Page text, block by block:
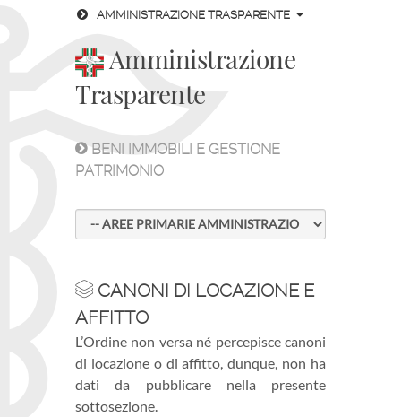
AMMINISTRAZIONE TRASPARENTE
Amministrazione
Trasparente
BENI IMMOBILI E GESTIONE
PATRIMONIO
CANONI DI LOCAZIONE E
AFFITTO
L’Ordine non versa né percepisce canoni
di locazione o di affitto, dunque, non ha
dati da pubblicare nella presente
sottosezione.